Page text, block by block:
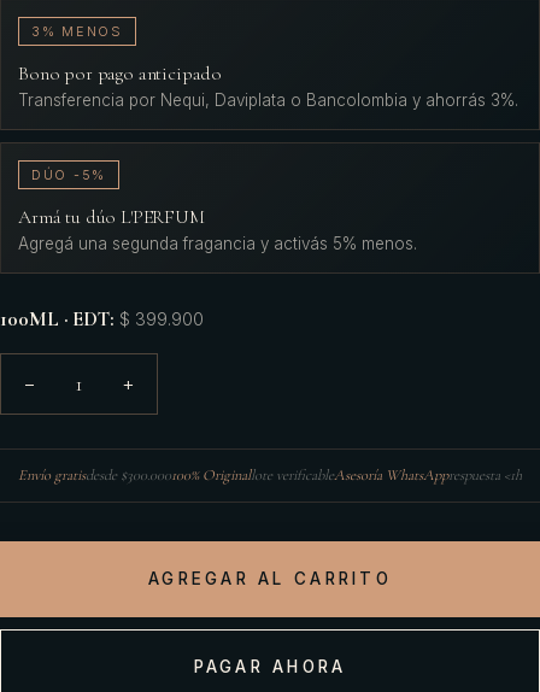
3% MENOS
Bono por pago anticipado
Transferencia por Nequi, Daviplata o Bancolombia y ahorrás 3%.
DÚO -5%
Armá tu dúo L'PERFUM
Agregá una segunda fragancia y activás 5% menos.
100ML · EDT: $ 399.900
− 1 +
Envío gratisdesde $300.000100% Originallote verificableAsesoría WhatsApprespuesta <1h
AGREGAR AL CARRITO
PAGAR AHORA